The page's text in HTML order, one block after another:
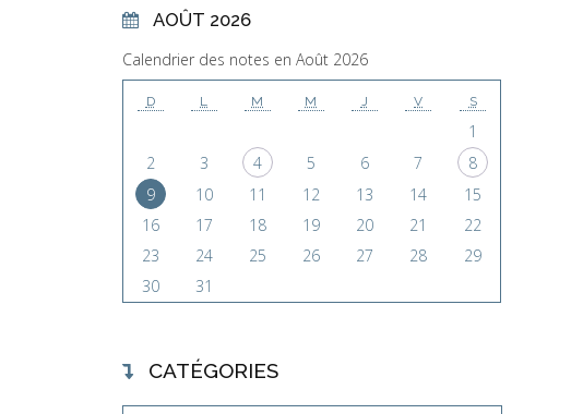
AOÛT 2026
Calendrier des notes en Août 2026
D L M M J V S
1
2
3 4 5 6 7
8
9
10 11 12 13 14
15
16
17 18 19 20 21
22
23
24 25 26 27 28
29
30
31
CATÉGORIES